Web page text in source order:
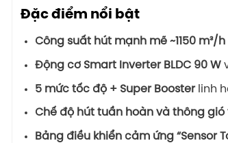
Đặc điểm nổi bật
Công suất hút mạnh mẽ ~1150 m³/h
Động cơ Smart Inverter BLDC 90 W
5 mức tốc độ + Super Boosterlinh
Chế độ hút tuần hoàn và thông
Bảng điều khiển cảm ứng “Sensor